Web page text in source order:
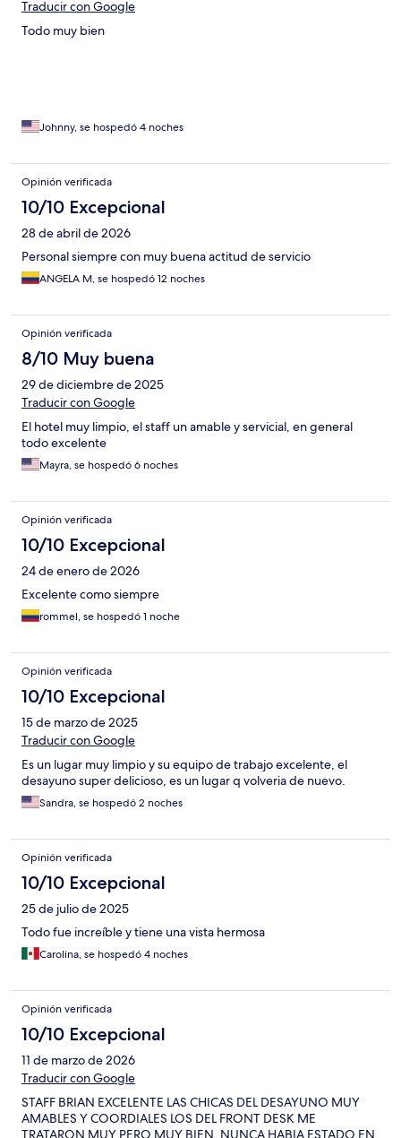
Traducir con Google
Todo muy bien
Johnny, se hospedó 4 noches
Opinión verificada
10/10 Excepcional
28 de abril de 2026
Personal siempre con muy buena actitud de servicio
ANGELA M, se hospedó 12 noches
Opinión verificada
8/10 Muy buena
29 de diciembre de 2025
Traducir con Google
El hotel muy limpio, el staff un amable y servicial, en general
todo excelente
Mayra, se hospedó 6 noches
Opinión verificada
10/10 Excepcional
24 de enero de 2026
Excelente como siempre
rommel, se hospedó 1 noche
Opinión verificada
10/10 Excepcional
15 de marzo de 2025
Traducir con Google
Es un lugar muy limpio y su equipo de trabajo excelente, el
desayuno super delicioso, es un lugar q volveria de nuevo.
Sandra, se hospedó 2 noches
Opinión verificada
10/10 Excepcional
25 de julio de 2025
Todo fue increíble y tiene una vista hermosa
Carolina, se hospedó 4 noches
Opinión verificada
10/10 Excepcional
11 de marzo de 2026
Traducir con Google
STAFF BRIAN EXCELENTE LAS CHICAS DEL DESAYUNO MUY
AMABLES Y COORDIALES LOS DEL FRONT DESK ME
TRATARON MUY PERO MUY BIEN, NUNCA HABIA ESTADO EN